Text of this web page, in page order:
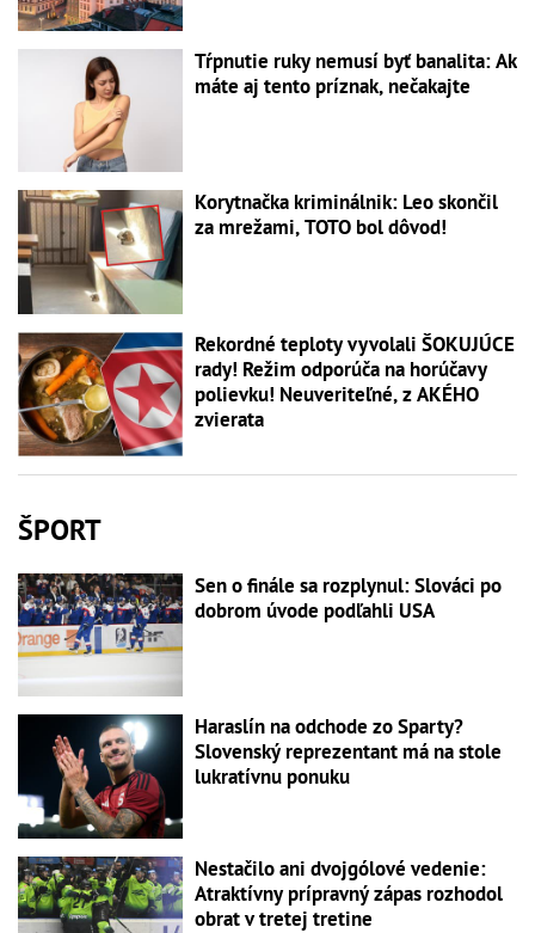
Tŕpnutie ruky nemusí byť banalita: Ak
máte aj tento príznak, nečakajte
Korytnačka kriminálnik: Leo skončil
za mrežami, TOTO bol dôvod!
Rekordné teploty vyvolali ŠOKUJÚCE
rady! Režim odporúča na horúčavy
polievku! Neuveriteľné, z AKÉHO
zvierata
ŠPORT
Sen o finále sa rozplynul: Slováci po
dobrom úvode podľahli USA
Haraslín na odchode zo Sparty?
Slovenský reprezentant má na stole
lukratívnu ponuku
Nestačilo ani dvojgólové vedenie:
Atraktívny prípravný zápas rozhodol
obrat v tretej tretine